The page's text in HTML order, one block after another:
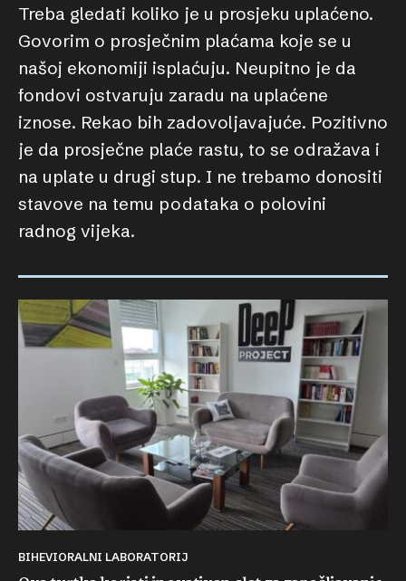
Treba gledati koliko je u prosjeku uplaćeno.
Govorim o prosječnim plaćama koje se u
našoj ekonomiji isplaćuju. Neupitno je da
fondovi ostvaruju zaradu na uplaćene
iznose. Rekao bih zadovoljavajuće. Pozitivno
je da prosječne plaće rastu, to se odražava i
na uplate u drugi stup. I ne trebamo donositi
stavove na temu podataka o polovini
radnog vijeka.
BIHEVIORALNI LABORATORIJ